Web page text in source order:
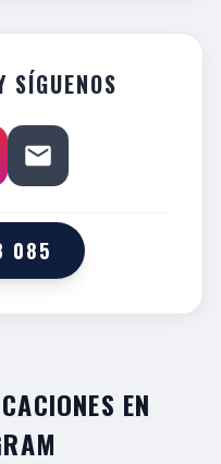
SÍGUENOS
085
EN